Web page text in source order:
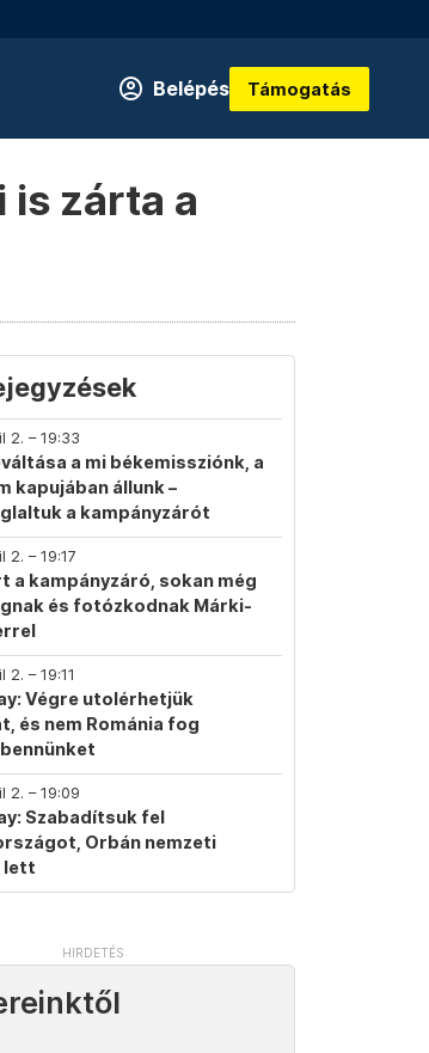
Belépés Támogatás
is zárta a
2. – 19:33
a mi békemissziónk, a
kapujában állunk –
a kampányzárót
2. – 19:17
a kampányzáró, sokan még
és fotózkodnak Márki-
2. – 19:11
Végre utolérhetjük
és nem Románia fog
2. – 19:09
Szabadítsuk fel
Orbán nemzeti
lett